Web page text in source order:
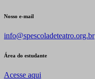
Nosso e-mail
info@spescoladeteatro.org.br
Área do estudante
Acesse aqui